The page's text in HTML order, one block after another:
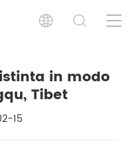
in modo
Tibet
15